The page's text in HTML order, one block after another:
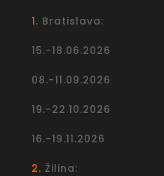
1. Bratislava:
15.-18.06.2026
08.-11.09.2026
19.-22.10.2026
16.-19.11.2026
2. Žilina: